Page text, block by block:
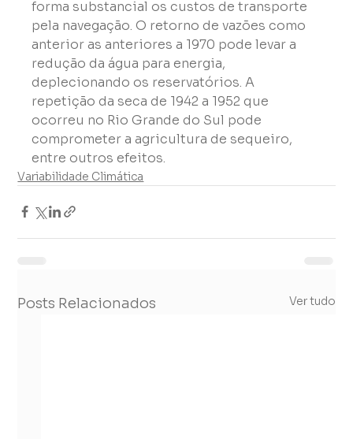
forma substancial os custos de transporte
pela navegação. O retorno de vazões como
anterior as anteriores a 1970 pode levar a
redução da água para energia,
deplecionando os reservatórios. A
repetição da seca de 1942 a 1952 que
ocorreu no Rio Grande do Sul pode
comprometer a agricultura de sequeiro,
entre outros efeitos.
Variabilidade Climática
Posts Relacionados Ver tudo